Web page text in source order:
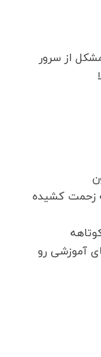
از سرور
زحمت کشیده
آموزشی رو